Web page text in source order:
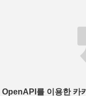
OpenAPI를 이용한 카